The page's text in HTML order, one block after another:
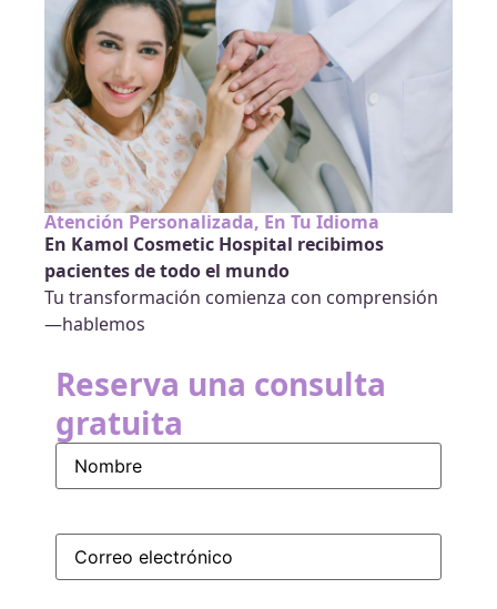
Atención Personalizada, En Tu Idioma
En Kamol Cosmetic Hospital recibimos
pacientes de todo el mundo
Tu transformación comienza con comprensión
—hablemos
Reserva una consulta
gratuita